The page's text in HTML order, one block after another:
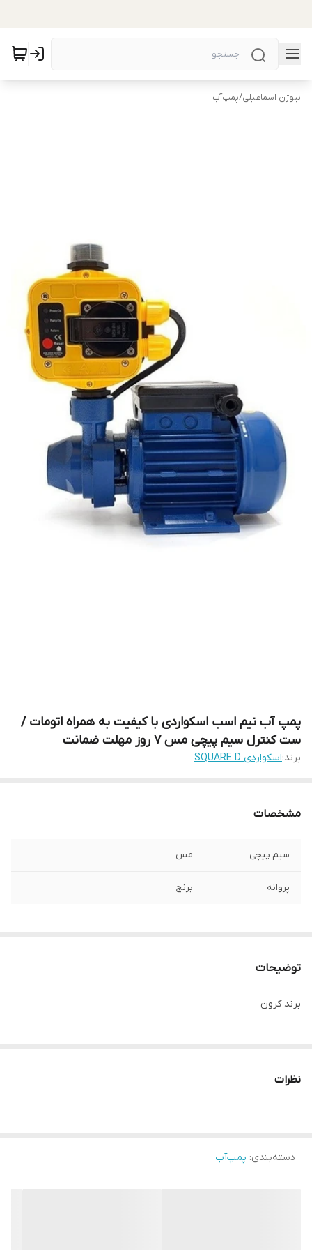
نیوژن اسماعیلی/پمپ‌آب
پمپ آب نیم اسب اسکواردی با کیفیت به همراه اتومات /
ست کنترل سیم پیچی مس 7 روز مهلت ضمانت
برند:اسکواردی SQUARE D
مشخصات
سیم پیچی مس
پروانه برنج
توضیحات
برند کرون
نظرات
دسته‌بندی: پمپ‌آب